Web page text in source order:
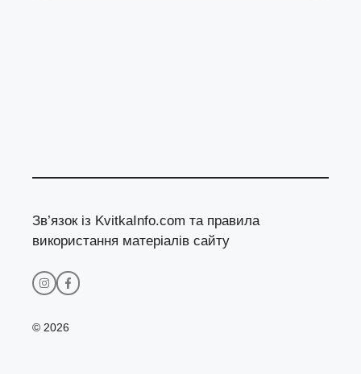
Зв’язок із KvitkaInfo.com та правила
використання матеріалів сайту
© 2026